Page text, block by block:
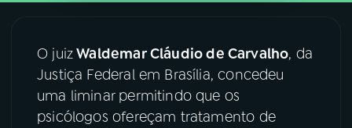
07 ÚLTIMAS
08FESTIVAL DE MÚSICA
O juizWaldemar Cláudio de Carvalho, da
Justiça Federal em Brasília, concedeu
uma liminar permitindo que os
psicólogos ofereçam tratamento de